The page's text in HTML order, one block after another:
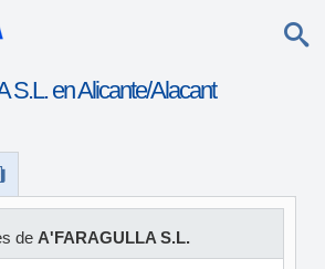
en Alicante/Alacant
de A'FARAGULLA S.L.